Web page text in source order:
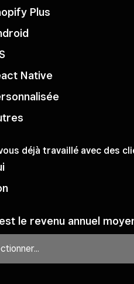
Plus
Native
déjà travaillé avec des
le revenu annuel